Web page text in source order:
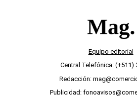
Equipo editorial
Central Telefónica: (+511)
Redacción:
Publicidad: